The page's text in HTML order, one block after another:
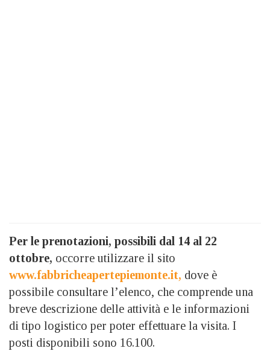
Per le prenotazioni, possibili dal 14 al 22
ottobre, occorre utilizzare il sito
www.fabbricheapertepiemonte.it, dove è
possibile consultare l’elenco, che comprende una
breve descrizione delle attività e le informazioni
di tipo logistico per poter effettuare la visita. I
posti disponibili sono 16.100.